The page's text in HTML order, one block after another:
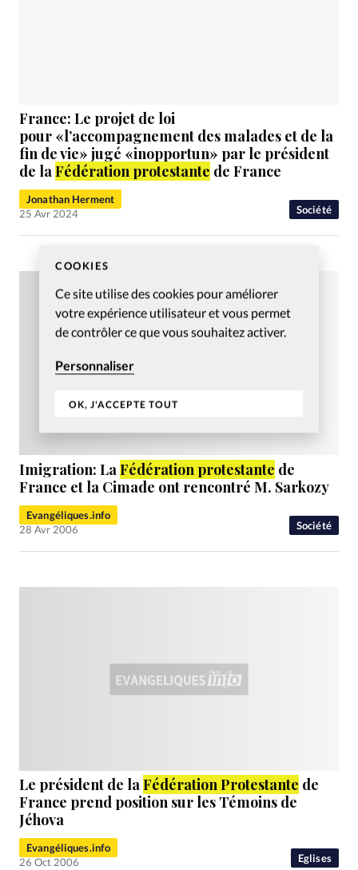
COOKIES
Ce site utilise des cookies pour améliorer
votre expérience utilisateur et vous permet
de contrôler ce que vous souhaitez activer.
Personnaliser
OK, J'ACCEPTE TOUT
Société
France: Le projet de loi
pour «l’accompagnement des malades et de la
fin de vie» jugé «inopportun» par le président
de laFédération protestante de France
Jonathan Herment
25 Avr 2024
Société
Imigration: La Fédération protestante de
France et la Cimade ont rencontré M. Sarkozy
Evangéliques.info
28 Avr 2006
Eglises
Le président de laFédération Protestante de
France prend position sur les Témoins de
Jéhova
Evangéliques.info
26 Oct 2006